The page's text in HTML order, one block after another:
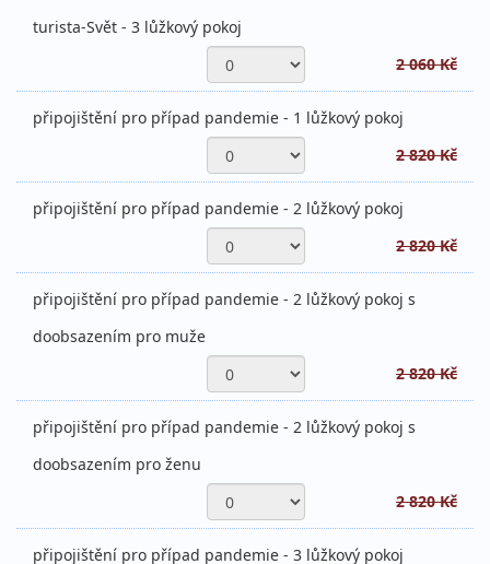
turista-Svět - 3 lůžkový pokoj
2 060 Kč
připojištění pro případ pandemie - 1 lůžkový pokoj
2 820 Kč
připojištění pro případ pandemie - 2 lůžkový pokoj
2 820 Kč
připojištění pro případ pandemie - 2 lůžkový pokoj s
doobsazením pro muže
2 820 Kč
připojištění pro případ pandemie - 2 lůžkový pokoj s
doobsazením pro ženu
2 820 Kč
připojištění pro případ pandemie - 3 lůžkový pokoj